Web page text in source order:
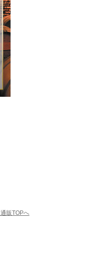
販TOPへ